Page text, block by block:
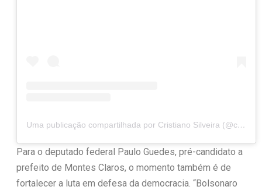
Uma publicação compartilhada por Cristiano Silveira (@cristianosilveiramg)
Para o deputado federal Paulo Guedes, pré-candidato a
prefeito de Montes Claros, o momento também é de
fortalecer a luta em defesa da democracia. “Bolsonaro